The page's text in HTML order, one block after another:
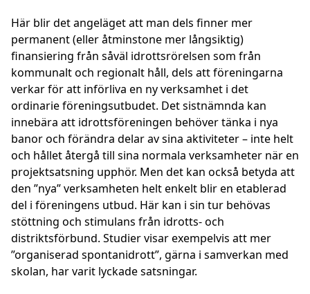
Här blir det angeläget att man dels finner mer
permanent (eller åtminstone mer långsiktig)
finansiering från såväl idrottsrörelsen som från
kommunalt och regionalt håll, dels att föreningarna
verkar för att införliva en ny verksamhet i det
ordinarie föreningsutbudet. Det sistnämnda kan
innebära att idrottsföreningen behöver tänka i nya
banor och förändra delar av sina aktiviteter – inte helt
och hållet återgå till sina normala verksamheter när en
projektsatsning upphör. Men det kan också betyda att
den ”nya” verksamheten helt enkelt blir en etablerad
del i föreningens utbud. Här kan i sin tur behövas
stöttning och stimulans från idrotts- och
distriktsförbund. Studier visar exempelvis att mer
”organiserad spontanidrott”, gärna i samverkan med
skolan, har varit lyckade satsningar.